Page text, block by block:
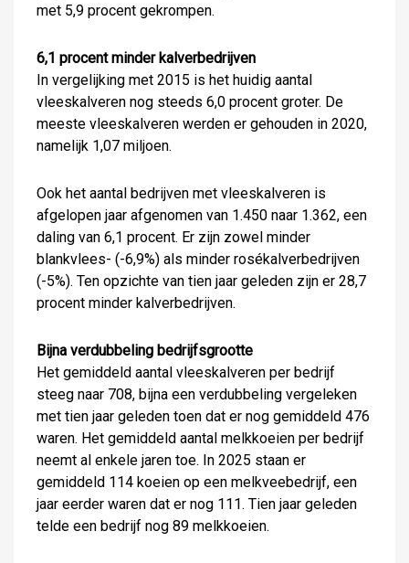
met 5,9 procent gekrompen.
6,1 procent minder kalverbedrijven
In vergelijking met 2015 is het huidig aantal
vleeskalveren nog steeds 6,0 procent groter. De
meeste vleeskalveren werden er gehouden in 2020,
namelijk 1,07 miljoen.
Ook het aantal bedrijven met vleeskalveren is
afgelopen jaar afgenomen van 1.450 naar 1.362, een
daling van 6,1 procent. Er zijn zowel minder
blankvlees- (-6,9%) als minder rosékalverbedrijven
(-5%). Ten opzichte van tien jaar geleden zijn er 28,7
procent minder kalverbedrijven.
Bijna verdubbeling bedrijfsgrootte
Het gemiddeld aantal vleeskalveren per bedrijf
steeg naar 708, bijna een verdubbeling vergeleken
met tien jaar geleden toen dat er nog gemiddeld 476
waren. Het gemiddeld aantal melkkoeien per bedrijf
neemt al enkele jaren toe. In 2025 staan er
gemiddeld 114 koeien op een melkveebedrijf, een
jaar eerder waren dat er nog 111. Tien jaar geleden
telde een bedrijf nog 89 melkkoeien.